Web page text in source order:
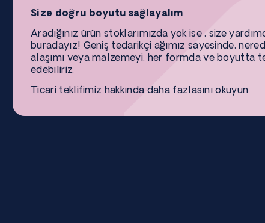
Size doğru boyutu sağlayalım
Aradığınız ürün stoklarımızda yok ise , size
buradayız! Geniş tedarikçi ağımız sayesinde,
alaşımı veya malzemeyi, her formda ve boyutta
edebiliriz.
Ticari teklifimiz hakkında daha fazlasını okuyun